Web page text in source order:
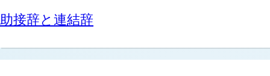
助接辞と連結辞